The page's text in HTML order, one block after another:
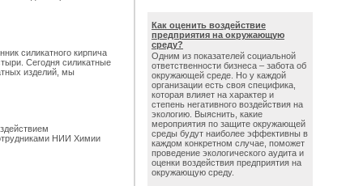
силикатного кирпича
Сегодня силикатные
изделий, мы
НИИ Химии
Как оценить воздействие
предприятия на окружающую
среду?
Одним из показателей социальной
ответственности бизнеса – забота об
окружающей среде. Но у каждой
организации есть своя специфика,
которая влияет на характер и
степень негативного воздействия на
экологию. Выяснить, какие
мероприятия по защите окружающей
среды будут наиболее эффективны в
каждом конкретном случае, поможет
проведение экологического аудита и
оценки воздействия предприятия на
окружающую среду.